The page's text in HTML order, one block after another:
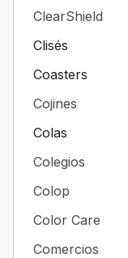
ClearShield
Clisés
Coasters
Cojines
Colas
Colegios
Colop
Color Care
Comercios